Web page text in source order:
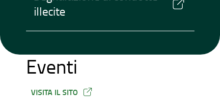
illecite
Eventi
VISITA IL SITO